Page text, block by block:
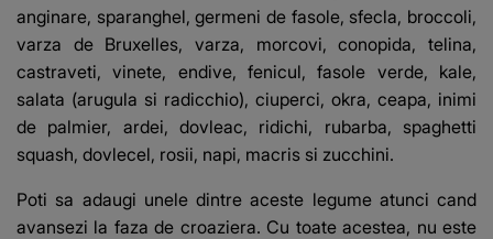
anginare, sparanghel, germeni de fasole, sfecla, broccoli,
varza de Bruxelles, varza, morcovi, conopida, telina,
castraveti, vinete, endive, fenicul, fasole verde, kale,
salata (arugula si radicchio), ciuperci, okra, ceapa, inimi
de palmier, ardei, dovleac, ridichi, rubarba, spaghetti
squash, dovlecel, rosii, napi, macris si zucchini.
Poti sa adaugi unele dintre aceste legume atunci cand
avansezi la faza de croaziera. Cu toate acestea, nu este